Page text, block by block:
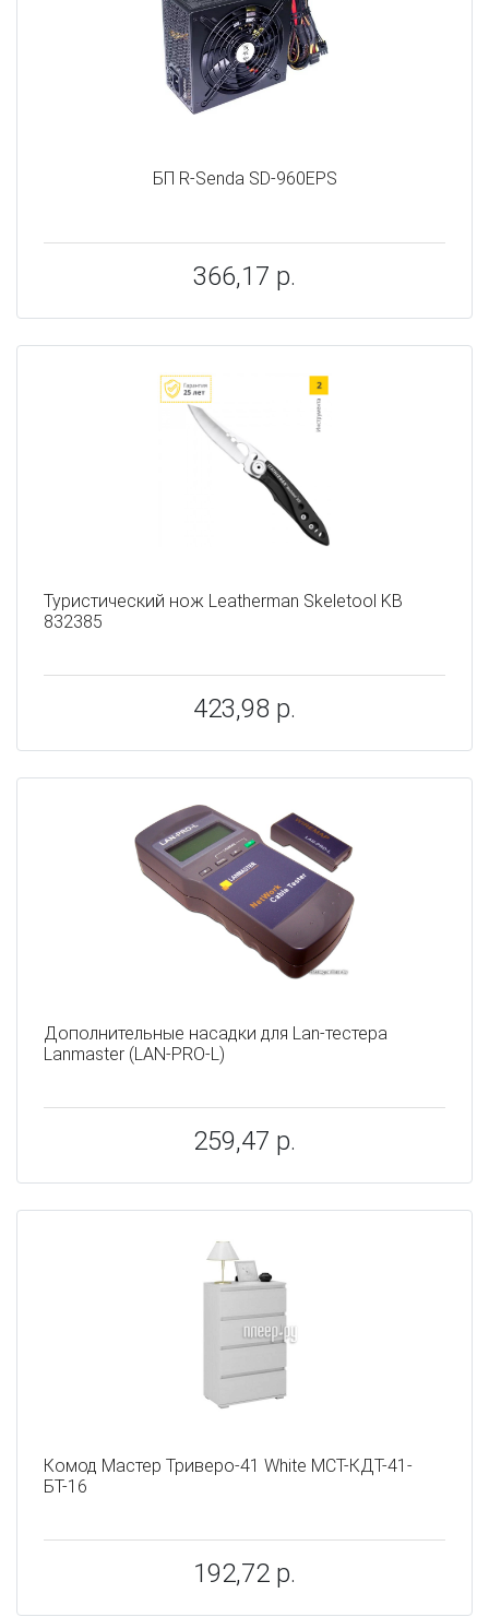
БП R-Senda SD-960EPS
366,17 р.
Туристический нож Leatherman Skeletool KB
832385
423,98 р.
Дополнительные насадки для Lan-тестера
Lanmaster (LAN-PRO-L)
259,47 р.
Комод Мастер Триверо-41 White МСТ-КДТ-41-
БТ-16
192,72 р.